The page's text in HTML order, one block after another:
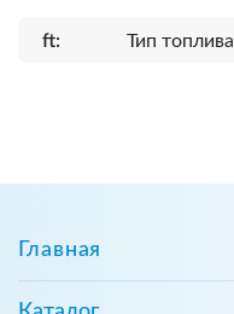
ft: Тип топлива
Главная